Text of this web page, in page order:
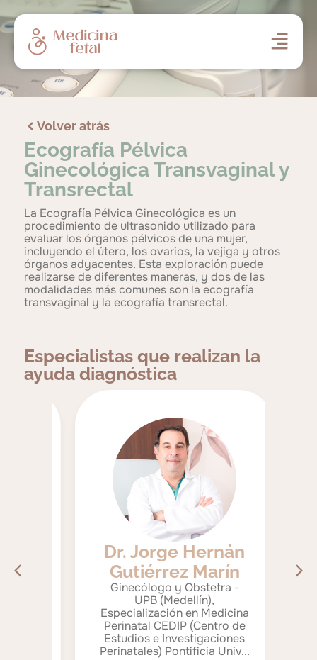
Volver atrás
Ecografía Pélvica
Ginecológica Transvaginal y
Transrectal
La Ecografía Pélvica Ginecológica es un
procedimiento de ultrasonido utilizado para
evaluar los órganos pélvicos de una mujer,
incluyendo el útero, los ovarios, la vejiga y otros
órganos adyacentes. Esta exploración puede
realizarse de diferentes maneras, y dos de las
modalidades más comunes son la ecografía
transvaginal y la ecografía transrectal.
Especialistas que realizan la
ayuda diagnóstica
Dr. Jorge Hernán
Gutiérrez Marín
Ginecólogo y Obstetra -
UPB (Medellín),
Especialización en Medicina
Perinatal CEDIP (Centro de
Estudios e Investigaciones
Perinatales) Pontificia Univ...